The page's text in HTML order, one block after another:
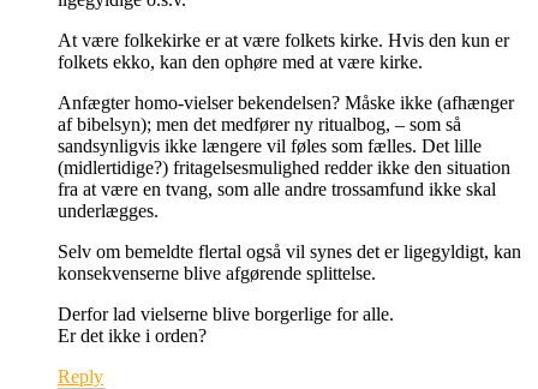
At være folkekirke er at være folkets kirke. Hvis den kun er
folkets ekko, kan den ophøre med at være kirke.
Anfægter homo-vielser bekendelsen? Måske ikke (afhænger
af bibelsyn); men det medfører ny ritualbog, – som så
sandsynligvis ikke længere vil føles som fælles. Det lille
(midlertidige?) fritagelsesmulighed redder ikke den situation
fra at være en tvang, som alle andre trossamfund ikke skal
underlægges.
Selv om bemeldte flertal også vil synes det er ligegyldigt, kan
konsekvenserne blive afgørende splittelse.
Derfor lad vielserne blive borgerlige for alle.
Er det ikke i orden?
Reply